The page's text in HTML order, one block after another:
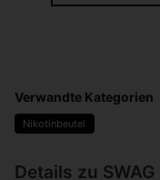
Verwandte Kategorien
Nikotinbeutel
Details zu